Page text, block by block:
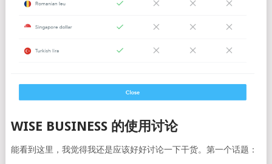
WISE BUSINESS 的使用讨论
能看到这里，我觉得我还是应该好好讨论一下干货。第一个话题：